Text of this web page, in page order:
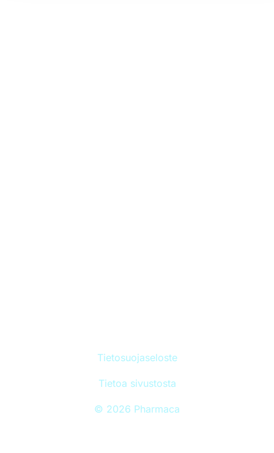
Tietosuojaseloste
Tietoa sivustosta
© 2026 Pharmaca